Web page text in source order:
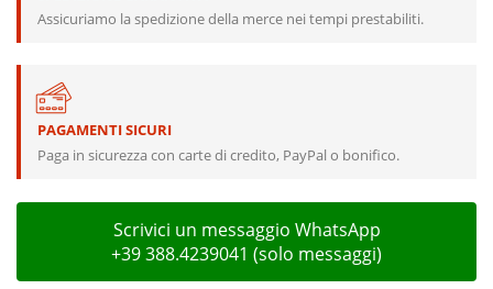
Assicuriamo la spedizione della merce nei tempi prestabiliti.
PAGAMENTI SICURI
Paga in sicurezza con carte di credito, PayPal o bonifico.
Scrivici un messaggio WhatsApp
+39 388.4239041 (solo messaggi)